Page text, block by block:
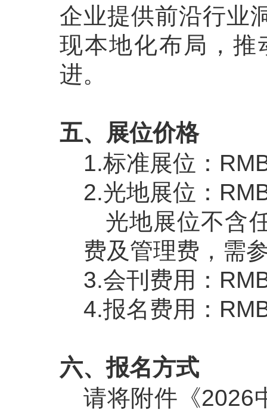
企业提供前沿行业
现本地化布局，
进。
五、展位价格
1.标准展位：
2.光地展位：
光地展位不含
费及管理费，需
3.会刊费用：
4.报名费用：
六、报名方式
请将附件《2026